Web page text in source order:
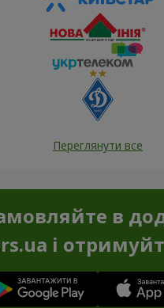
Переглянути все
в
і